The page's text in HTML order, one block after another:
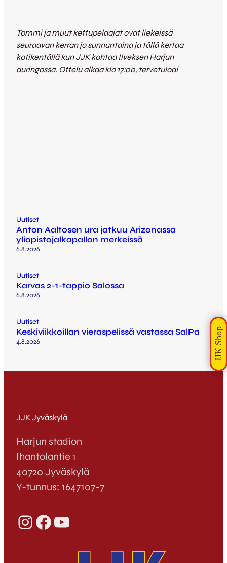
Tommi ja muut kettupelaajat ovat liekeissä
seuraavan kerran jo sunnuntaina ja tällä kertaa
kotikentällä kun JJK kohtaa Ilveksen Harjun
auringossa. Ottelu alkaa klo 17:00, tervetuloa!
Uutiset
Anton Aaltosen ura jatkuu Arizonassa
yliopistojalkapallon merkeissä
6.8.2026
Uutiset
Karvas 2-1-tappio Salossa
6.8.2026
Uutiset
Keskiviikkoillan vieraspelissä vastassa SalPa
4.8.2026
JJK Jyväskylä
Harjun stadion
Ihantolantie 1
40720 Jyväskylä
Y-tunnus: 1647107-7
InstagramFacebook YouTube